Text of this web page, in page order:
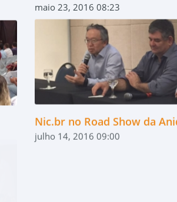
maio 23, 2016 08:23
Nic.br no Road Show da
julho 14, 2016 09:00